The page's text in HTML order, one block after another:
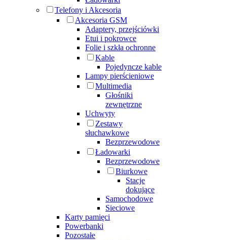
Telefony i Akcesoria
Akcesoria GSM
Adaptery, przejściówki
Etui i pokrowce
Folie i szkła ochronne
Kable
Pojedyncze kable
Lampy pierścieniowe
Multimedia
Głośniki
zewnętrzne
Uchwyty
Zestawy
słuchawkowe
Bezprzewodowe
Ładowarki
Bezprzewodowe
Biurkowe
Stacje
dokujące
Samochodowe
Sieciowe
Karty pamięci
Powerbanki
Pozostałe